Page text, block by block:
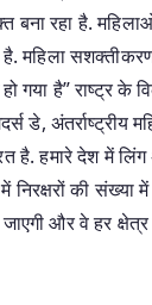
बना रहा है.
है. महिला
गया है” राष्ट्र के
डे, अंतर्राष्ट्रीय
है. हमारे देश में
की संख्या
और वे हर